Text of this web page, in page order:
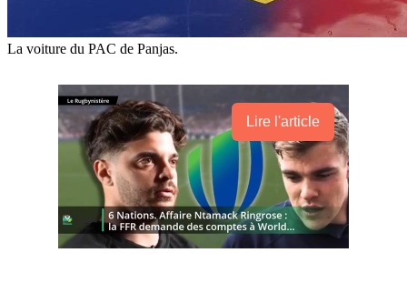
La voiture du PAC de Panjas.
Lire l'article